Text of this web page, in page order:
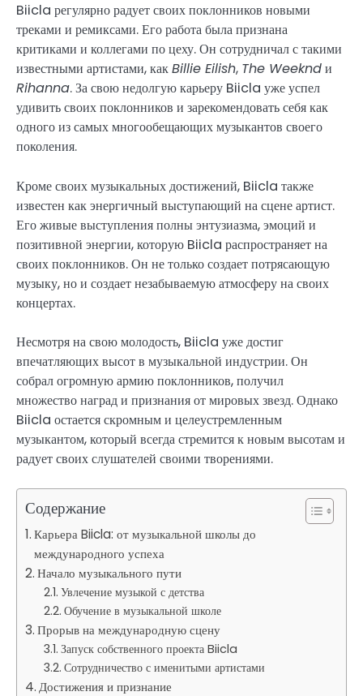
Biicla регулярно радует своих поклонников новыми
треками и ремиксами. Его работа была признана
критиками и коллегами по цеху. Он сотрудничал с такими
известными артистами, какBillie Eilish, The Weekndи
Rihanna. За свою недолгую карьеру Biicla уже успел
удивить своих поклонников и зарекомендовать себя как
одного из самых многообещающих музыкантов своего
поколения.
Кроме своих музыкальных достижений, Biicla также
известен как энергичный выступающий на сцене артист.
Его живые выступления полны энтузиазма, эмоций и
позитивной энергии, которую Biicla распространяет на
своих поклонников. Он не только создает потрясающую
музыку, но и создает незабываемую атмосферу на своих
концертах.
Несмотря на свою молодость, Biicla уже достиг
впечатляющих высот в музыкальной индустрии. Он
собрал огромную армию поклонников, получил
множество наград и признания от мировых звезд. Однако
Biicla остается скромным и целеустремленным
музыкантом, который всегда стремится к новым высотам и
радует своих слушателей своими творениями.
Содержание
Карьера Biicla: от музыкальной школы до
международного успеха
Начало музыкального пути
Увлечение музыкой с детства
Обучение в музыкальной школе
Прорыв на международную сцену
Запуск собственного проекта Biicla
Сотрудничество с именитыми артистами
Достижения и признание